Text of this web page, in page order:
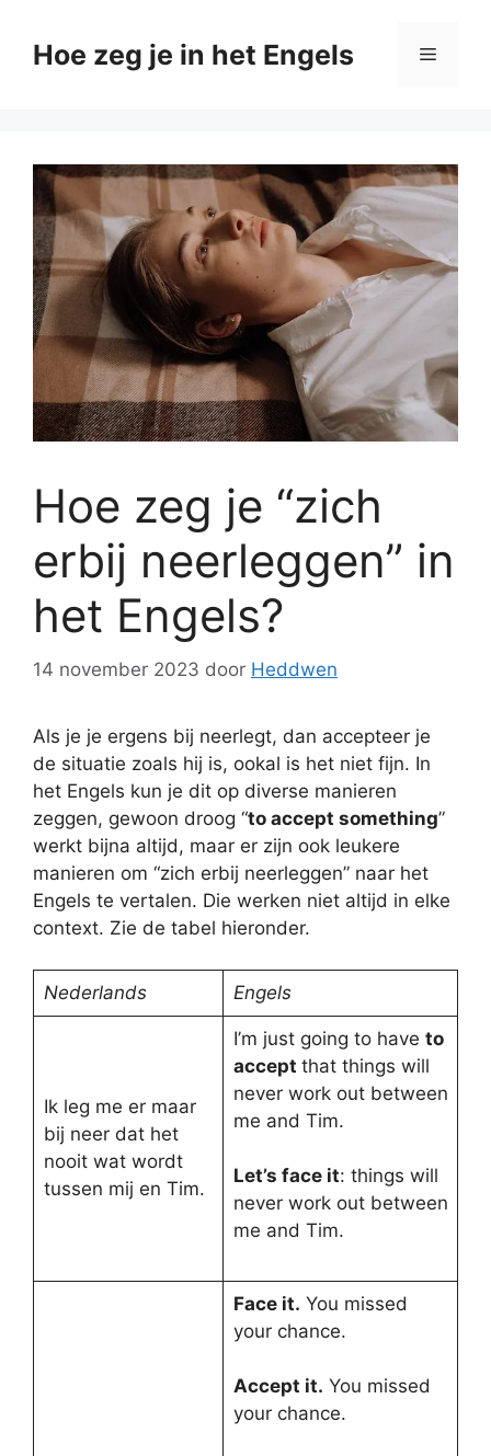
naarHoe zeg je in het Engels Menu
Hoe zeg je “zich
erbij neerleggen” in
het Engels?
14 november 2023 door Heddwen
Als je je ergens bij neerlegt, dan accepteer je
de situatie zoals hij is, ookal is het niet fijn. In
het Engels kun je dit op diverse manieren
zeggen, gewoon droog “to accept something”
werkt bijna altijd, maar er zijn ook leukere
manieren om “zich erbij neerleggen” naar het
Engels te vertalen. Die werken niet altijd in elke
context. Zie de tabel hieronder.
Nederlands Engels
Ik leg me er maar
bij neer dat het
nooit wat wordt
tussen mij en Tim.
I’m just going to have to
accept that things will
never work out between
me and Tim.
Let’s face it: things will
never work out between
me and Tim.
Face it. You missed
your chance.
Accept it. You missed
your chance.